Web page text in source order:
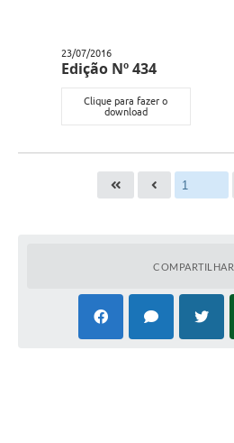
23/07/2016
Edição Nº 434
Clique para fazer o
download
COMPARTILHAR